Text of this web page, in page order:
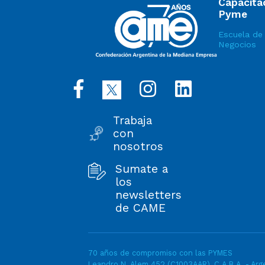
Trabaja
con
nosotros
Sumate a
los
newsletters
de CAME
Pyme
Escuela de
Negocios
70 años de compromiso con las PYMES